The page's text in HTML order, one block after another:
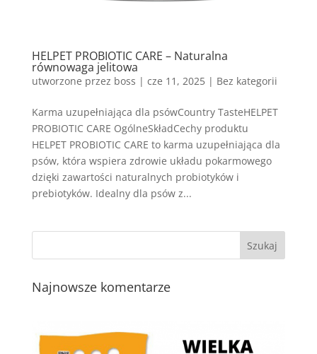
HELPET PROBIOTIC CARE – Naturalna
równowaga jelitowa
utworzone przez boss | cze 11, 2025| Bez kategorii
Karma uzupełniająca dla psówCountry TasteHELPET
PROBIOTIC CARE OgólneSkładCechy produktu
HELPET PROBIOTIC CARE to karma uzupełniająca dla
psów, która wspiera zdrowie układu pokarmowego
dzięki zawartości naturalnych probiotyków i
prebiotyków. Idealny dla psów z...
Najnowsze komentarze